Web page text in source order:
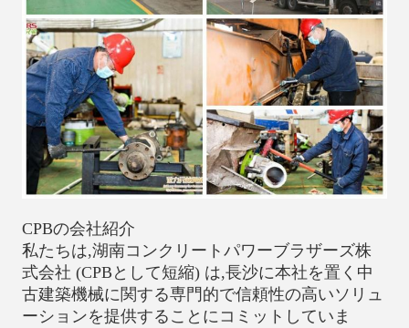
CPBの会社紹介
私たちは,湖南コンクリートパワーブラザーズ株
式会社 (CPBとして短縮) は,長沙に本社を置く中
古建築機械に関する専門的で信頼性の高いソリュ
ーションを提供することにコミットしていま